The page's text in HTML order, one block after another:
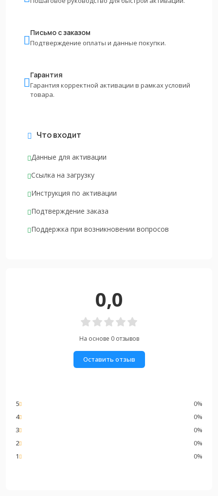
Письмо с заказом
Подтверждение оплаты и данные покупки.
Гарантия
Гарантия корректной активации в рамках условий
товара.
Что входит
Данные для активации
Ссылка на загрузку
Инструкция по активации
Подтверждение заказа
Поддержка при возникновении вопросов
0,0
На основе 0 отзывов
Оставить отзыв
5
0%
4
0%
3
0%
2
0%
1
0%